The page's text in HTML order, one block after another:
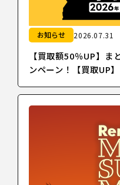
お知らせ 2026.07.31
【買取額50％UP】ま
ンペーン！【買取UP】